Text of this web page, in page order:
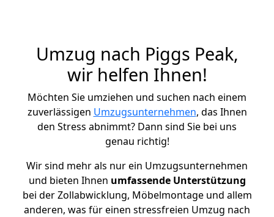
Umzug nach Piggs Peak,
wir helfen Ihnen!
Möchten Sie umziehen und suchen nach einem
zuverlässigen Umzugsunternehmen, das Ihnen
den Stress abnimmt? Dann sind Sie bei uns
genau richtig!
Wir sind mehr als nur ein Umzugsunternehmen
und bieten Ihnen umfassende Unterstützung
bei der Zollabwicklung, Möbelmontage und allem
anderen, was für einen stressfreien Umzug nach